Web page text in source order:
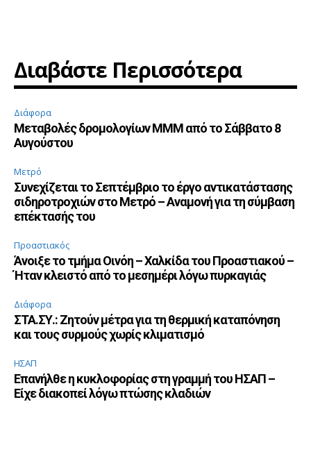
Διαβάστε Περισσότερα
Διάφορα
Μεταβολές δρομολογίων ΜΜΜ από το Σάββατο 8
Αυγούστου
Μετρό
Συνεχίζεται το Σεπτέμβριο το έργο αντικατάστασης
σιδηροτροχιών στο Μετρό – Αναμονή για τη σύμβαση
επέκτασής του
Προαστιακός
Άνοιξε το τμήμα Οινόη – Χαλκίδα του Προαστιακού –
Ήταν κλειστό από το μεσημέρι λόγω πυρκαγιάς
Διάφορα
ΣΤΑ.ΣΥ.: Ζητούν μέτρα για τη θερμική καταπόνηση
και τους συρμούς χωρίς κλιματισμό
ΗΣΑΠ
Επανήλθε η κυκλοφορίας στη γραμμή του ΗΣΑΠ –
Είχε διακοπεί λόγω πτώσης κλαδιών